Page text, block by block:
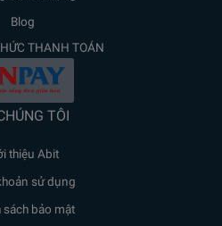
Blog
THANH TOÁN
TÔI
thiệu Abit
sử dụng
sách bảo mật